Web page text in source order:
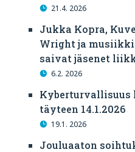
21.4. 2026
Jukka Kopra,
Wright ja
saivat jäsenet
6.2. 2026
Kyberturvallisuus
täyteen 14.1.2026
19.1. 2026
Jouluaaton